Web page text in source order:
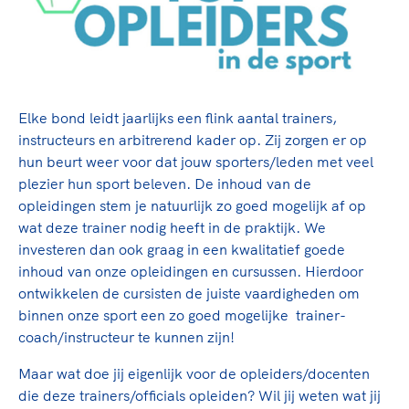
Sportonderzoek
Game Changer
TeamNL kids
Olympische geschiedenis
Nieuwspagina
Columns
Sport gaat niet vanzelf
Veilige en integere sport
Diversiteit en inclusie
Bekwaam sportkader
Vitale clubs en bestuurlijk kader
Sportmatch
Clubacties
Handboek Wet- en Regelgeving
Opleidingen en trainingen
Ruimte voor sport
TeamNL Academie Kalender
Kennisaanbod TeamNL Experts
Olympische Spelen LA28
Paralympische Spelen LA28
Europese Spelen Istanbul 2027
Topsportbeleid
Topsportfinanciering
Maatschappelijke waarde topsport
Elke bond leidt jaarlijks een flink aantal trainers,
instructeurs en arbitrerend kader op. Zij zorgen er op
hun beurt weer voor dat jouw sporters/leden met veel
plezier hun sport beleven. De inhoud van de
opleidingen stem je natuurlijk zo goed mogelijk af op
wat deze trainer nodig heeft in de praktijk. We
investeren dan ook graag in een kwalitatief goede
inhoud van onze opleidingen en cursussen. Hierdoor
ontwikkelen de cursisten de juiste vaardigheden om
binnen onze sport een zo goed mogelijke trainer-
coach/instructeur te kunnen zijn!
Maar wat doe jij eigenlijk voor de opleiders/docenten
die deze trainers/officials opleiden? Wil jij weten wat jij